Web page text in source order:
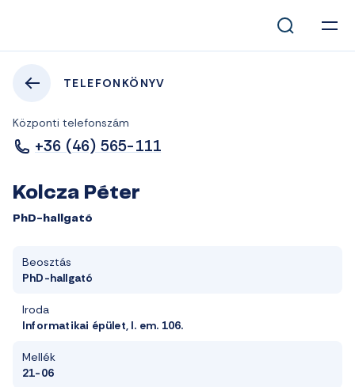
TELEFONKÖNYV
Központi telefonszám
+36 (46) 565-111
Kolcza Péter
PhD-hallgató
Beosztás
PhD-hallgató
Iroda
Informatikai épület, I. em. 106.
Mellék
21-06